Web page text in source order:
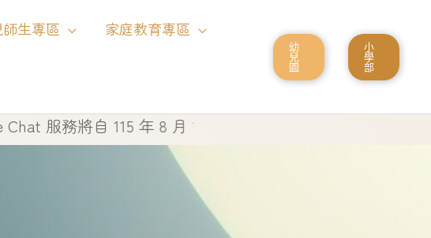
生專區 家庭教育專區
幼
兒
園
小
學
部
將自 115 年 8 月 1 日起停止使用